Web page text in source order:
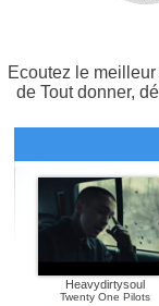
Ecoutez le
de Tout donner,
Heavydirtysoul
Twenty One Pilots